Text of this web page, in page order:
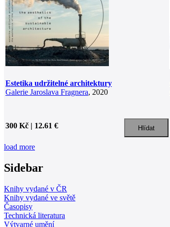
Estetika udržitelné architektury
Galerie Jaroslava Fragnera, 2020
300 Kč | 12.61 €
load more
Sidebar
Knihy vydané v ČR
Knihy vydané ve světě
Časopisy
Technická literatura
Výtvarné umění